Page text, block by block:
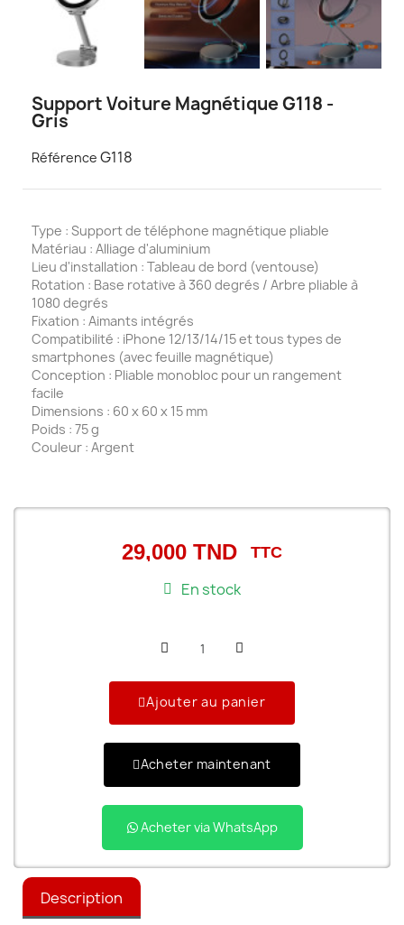
Support Voiture Magnétique G118 -
Gris
Référence G118
Type : Support de téléphone magnétique pliable
Matériau : Alliage d'aluminium
Lieu d'installation : Tableau de bord (ventouse)
Rotation : Base rotative à 360 degrés / Arbre pliable à
1080 degrés
Fixation : Aimants intégrés
Compatibilité : iPhone 12/13/14/15 et tous types de
smartphones (avec feuille magnétique)
Conception : Pliable monobloc pour un rangement
facile
Dimensions : 60 x 60 x 15 mm
Poids : 75 g
Couleur : Argent
29,000 TND TTC
En stock
Ajouter au panier
Acheter maintenant
Acheter via WhatsApp
Description